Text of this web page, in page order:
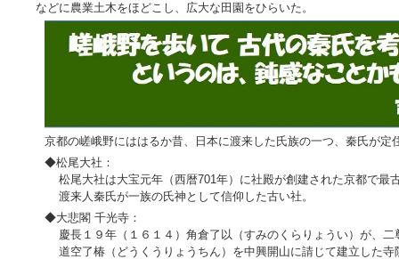
などに農業土木をほどこし、広大な田園をひらいた。
京都の嵯峨野にははるか昔、日本に渡来した氏族の一つ、秦氏が定
◆松尾大社：
松尾大社は大宝元年（西暦701年）に社殿が創建された京都で最
渡来人秦氏が一族の氏神として信仰した古い社。
◆大悲閣 千光寺：
慶長１９年（１６１４）角倉了以（すみのくらりょうい）が、二
道空了椿（どうくうりょうちん）を中興開山に請じて建立した寺